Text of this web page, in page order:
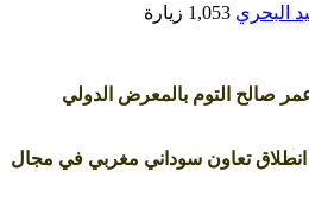
1,053 زيارة
بالمعرض الدولي
سوداني مغربي في مجال